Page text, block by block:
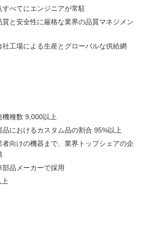
べてにエンジニアが常駐
質と安全性に厳格な業界の品質マネジメン
社工場による生産とグローバルな供給網
機種数 9,000以上
品におけるカスタム品の割合 95%以上
向けの機器まで、業界トップシェアの企
品メーカーで採用
上